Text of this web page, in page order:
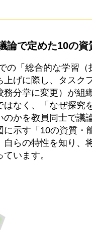
論で定めた10の資
の「総合的な学習
げに際し、タスク
分掌に変更）が組
なく、「なぜ探究
かを教員同士で議
示す「10の資質・
らの特性を知り、
います。